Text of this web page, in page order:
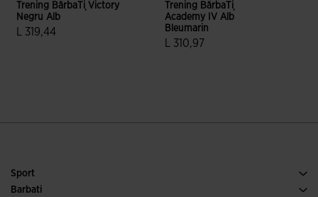
Trening BărbaȚi Victory
Negru Alb
L 319,44
Trening BărbaȚi
Academy IV Alb
Bleumarin
L 310,97
Sport
Alergare
Barbati